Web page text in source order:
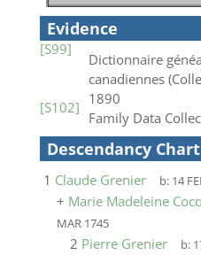
Evidence
[S99]
Dictionnaire
canadiennes
1890
[S102]
Family Data
Descendancy Chart
1 Claude Grenier b: 14
+ Marie Madeleine
MAR 1745
2 Pierre Grenier b: